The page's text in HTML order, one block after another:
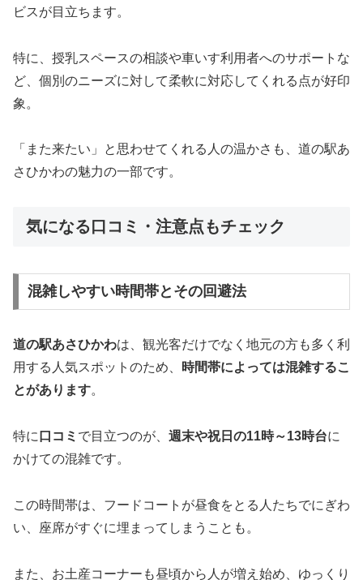
ビスが目立ちます。
特に、授乳スペースの相談や車いす利用者へのサポートな
ど、個別のニーズに対して柔軟に対応してくれる点が好印
象。
「また来たい」と思わせてくれる人の温かさも、道の駅あ
さひかわの魅力の一部です。
気になる口コミ・注意点もチェック
混雑しやすい時間帯とその回避法
道の駅あさひかわは、観光客だけでなく地元の方も多く利
用する人気スポットのため、 時間帯によっては混雑するこ
とがあります。
特に 口コミ で目立つのが、 週末や祝日の11時～13時台に
かけての混雑です。
この時間帯は、フードコートが昼食をとる人たちでにぎわ
い、座席がすぐに埋まってしまうことも。
また、お土産コーナーも昼頃から人が増え始め、ゆっくり